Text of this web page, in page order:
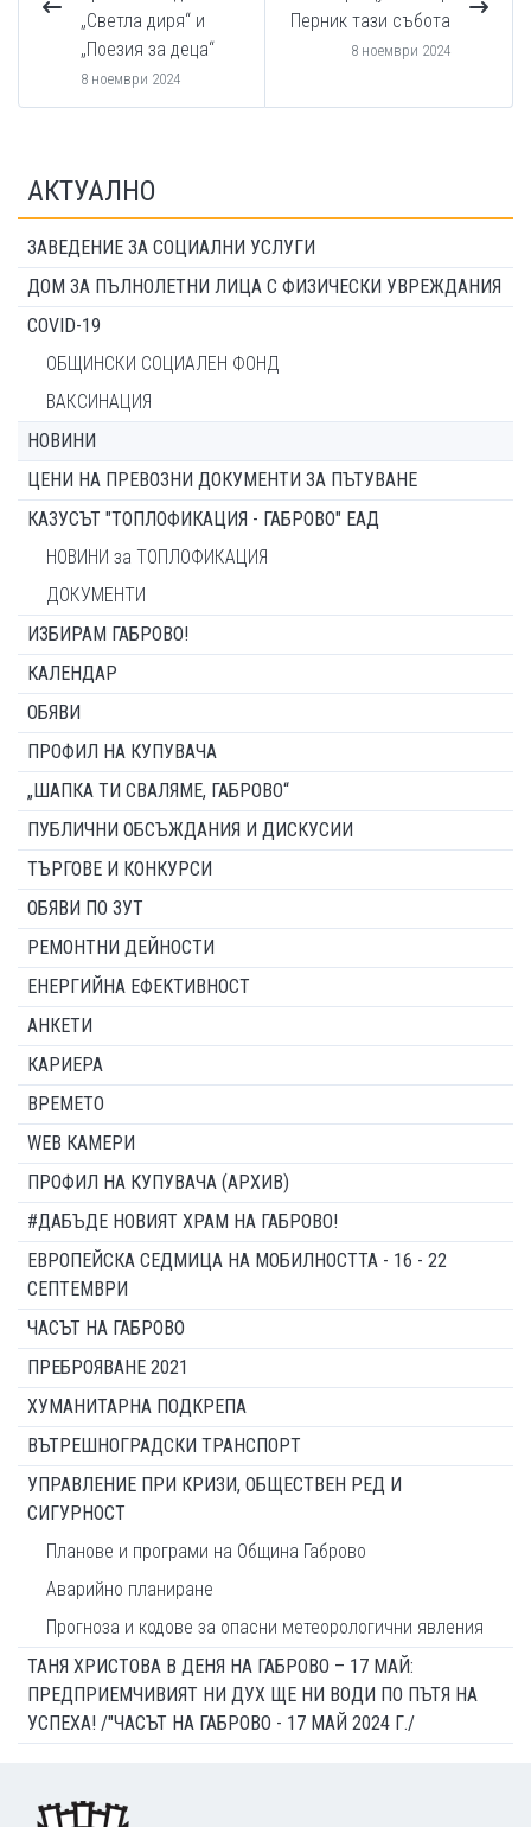
„Светла диря“ и
„Поезия за деца“
8 ноември 2024
Перник тази събота
8 ноември 2024
АКТУАЛНО
ЗАВЕДЕНИЕ ЗА СОЦИАЛНИ УСЛУГИ
ДОМ ЗА ПЪЛНОЛЕТНИ ЛИЦА С ФИЗИЧЕСКИ УВРЕЖДАНИЯ
COVID-19
ОБЩИНСКИ СОЦИАЛЕН ФОНД
ВАКСИНАЦИЯ
НОВИНИ
ЦЕНИ НА ПРЕВОЗНИ ДОКУМЕНТИ ЗА ПЪТУВАНЕ
КАЗУСЪТ "ТОПЛОФИКАЦИЯ - ГАБРОВО" ЕАД
НОВИНИ за ТОПЛОФИКАЦИЯ
ДОКУМЕНТИ
ИЗБИРАМ ГАБРОВО!
КАЛЕНДАР
ОБЯВИ
ПРОФИЛ НА КУПУВАЧА
„ШАПКА ТИ СВАЛЯМЕ, ГАБРОВО“
ПУБЛИЧНИ ОБСЪЖДАНИЯ И ДИСКУСИИ
ТЪРГОВЕ И КОНКУРСИ
ОБЯВИ ПО ЗУТ
РЕМОНТНИ ДЕЙНОСТИ
ЕНЕРГИЙНА ЕФЕКТИВНОСТ
АНКЕТИ
КАРИЕРА
ВРЕМЕТО
WEB КАМЕРИ
ПРОФИЛ НА КУПУВАЧА (АРХИВ)
#ДАБЪДЕ НОВИЯТ ХРАМ НА ГАБРОВО!
ЕВРОПЕЙСКА СЕДМИЦА НА МОБИЛНОСТТА - 16 - 22
СЕПТЕМВРИ
ЧАСЪТ НА ГАБРОВО
ПРЕБРОЯВАНЕ 2021
ХУМАНИТАРНА ПОДКРЕПА
ВЪТРЕШНОГРАДСКИ ТРАНСПОРТ
УПРАВЛЕНИЕ ПРИ КРИЗИ, ОБЩЕСТВЕН РЕД И
СИГУРНОСТ
Планове и програми на Община Габрово
Аварийно планиране
Прогноза и кодове за опасни метеорологични явления
ТАНЯ ХРИСТОВА В ДЕНЯ НА ГАБРОВО – 17 МАЙ:
ПРЕДПРИЕМЧИВИЯТ НИ ДУХ ЩЕ НИ ВОДИ ПО ПЪТЯ НА
УСПЕХА! /"ЧАСЪТ НА ГАБРОВО - 17 МАЙ 2024 Г./